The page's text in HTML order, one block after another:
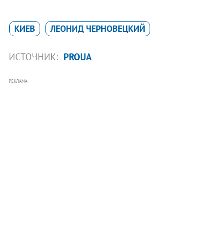
КИЕВ ЛЕОНИД ЧЕРНОВЕЦКИЙ
ИСТОЧНИК: PROUA
РЕКЛАМА